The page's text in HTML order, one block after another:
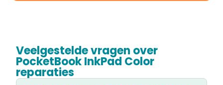
Veelgestelde vragen over
PocketBook InkPad Color
reparaties